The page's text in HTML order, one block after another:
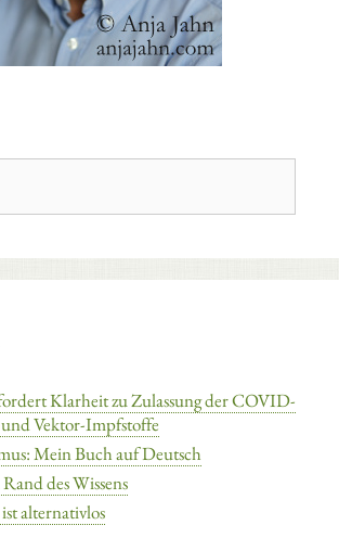
Klarheit zu Zulassung der COVID-
Vektor-Impfstoffe
Mein Buch auf Deutsch
des Wissens
alternativlos